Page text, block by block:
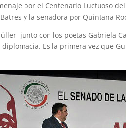
por el Centenario Luctuoso
y la senadora por Quintana
junto con los poetas Gabriela
diplomacia. Es la primera vez que